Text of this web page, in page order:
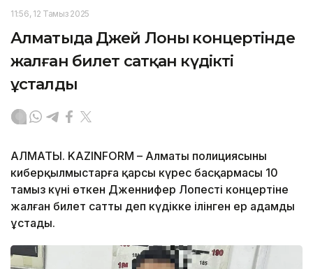
11:56, 12 Тамыз 2025
Алматыда Джей Лоның концертінде
жалған билет сатқан күдікті
ұсталды
АЛМАТЫ. KAZINFORM – Алматы полициясының
киберқылмыстарға қарсы күрес басқармасы 10
тамыз күні өткен Дженнифер Лопестің концертіне
жалған билет сатты деп күдікке ілінген ер адамды
ұстады.